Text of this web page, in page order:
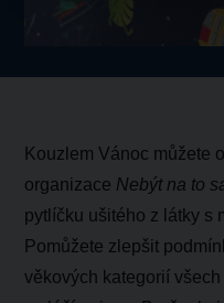
Kouzlem Vánoc můžete
organizace Nebýt na to
pytlíčku ušitého z látky s
Pomůžete zlepšit
věkových kategorií